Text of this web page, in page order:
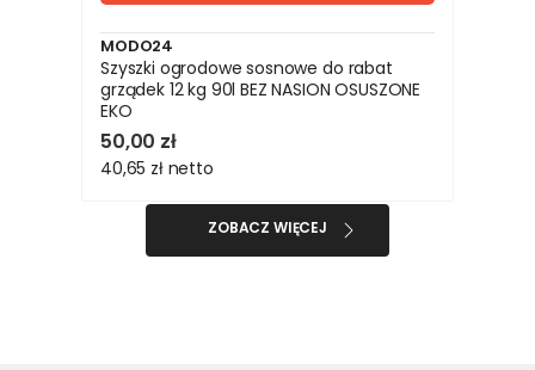
MODO24
Szyszki ogrodowe sosnowe do rabat
grządek 12 kg 90l BEZ NASION OSUSZONE
EKO
50,00 zł
40,65 zł netto
ZOBACZ WIĘCEJ